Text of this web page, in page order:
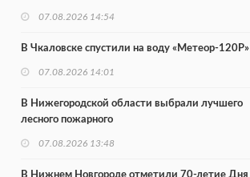
07.08.2026 14:54
В Чкаловске спустили на воду «Метеор-120Р»
07.08.2026 14:01
В Нижегородской области выбрали лучшего
лесного пожарного
07.08.2026 13:48